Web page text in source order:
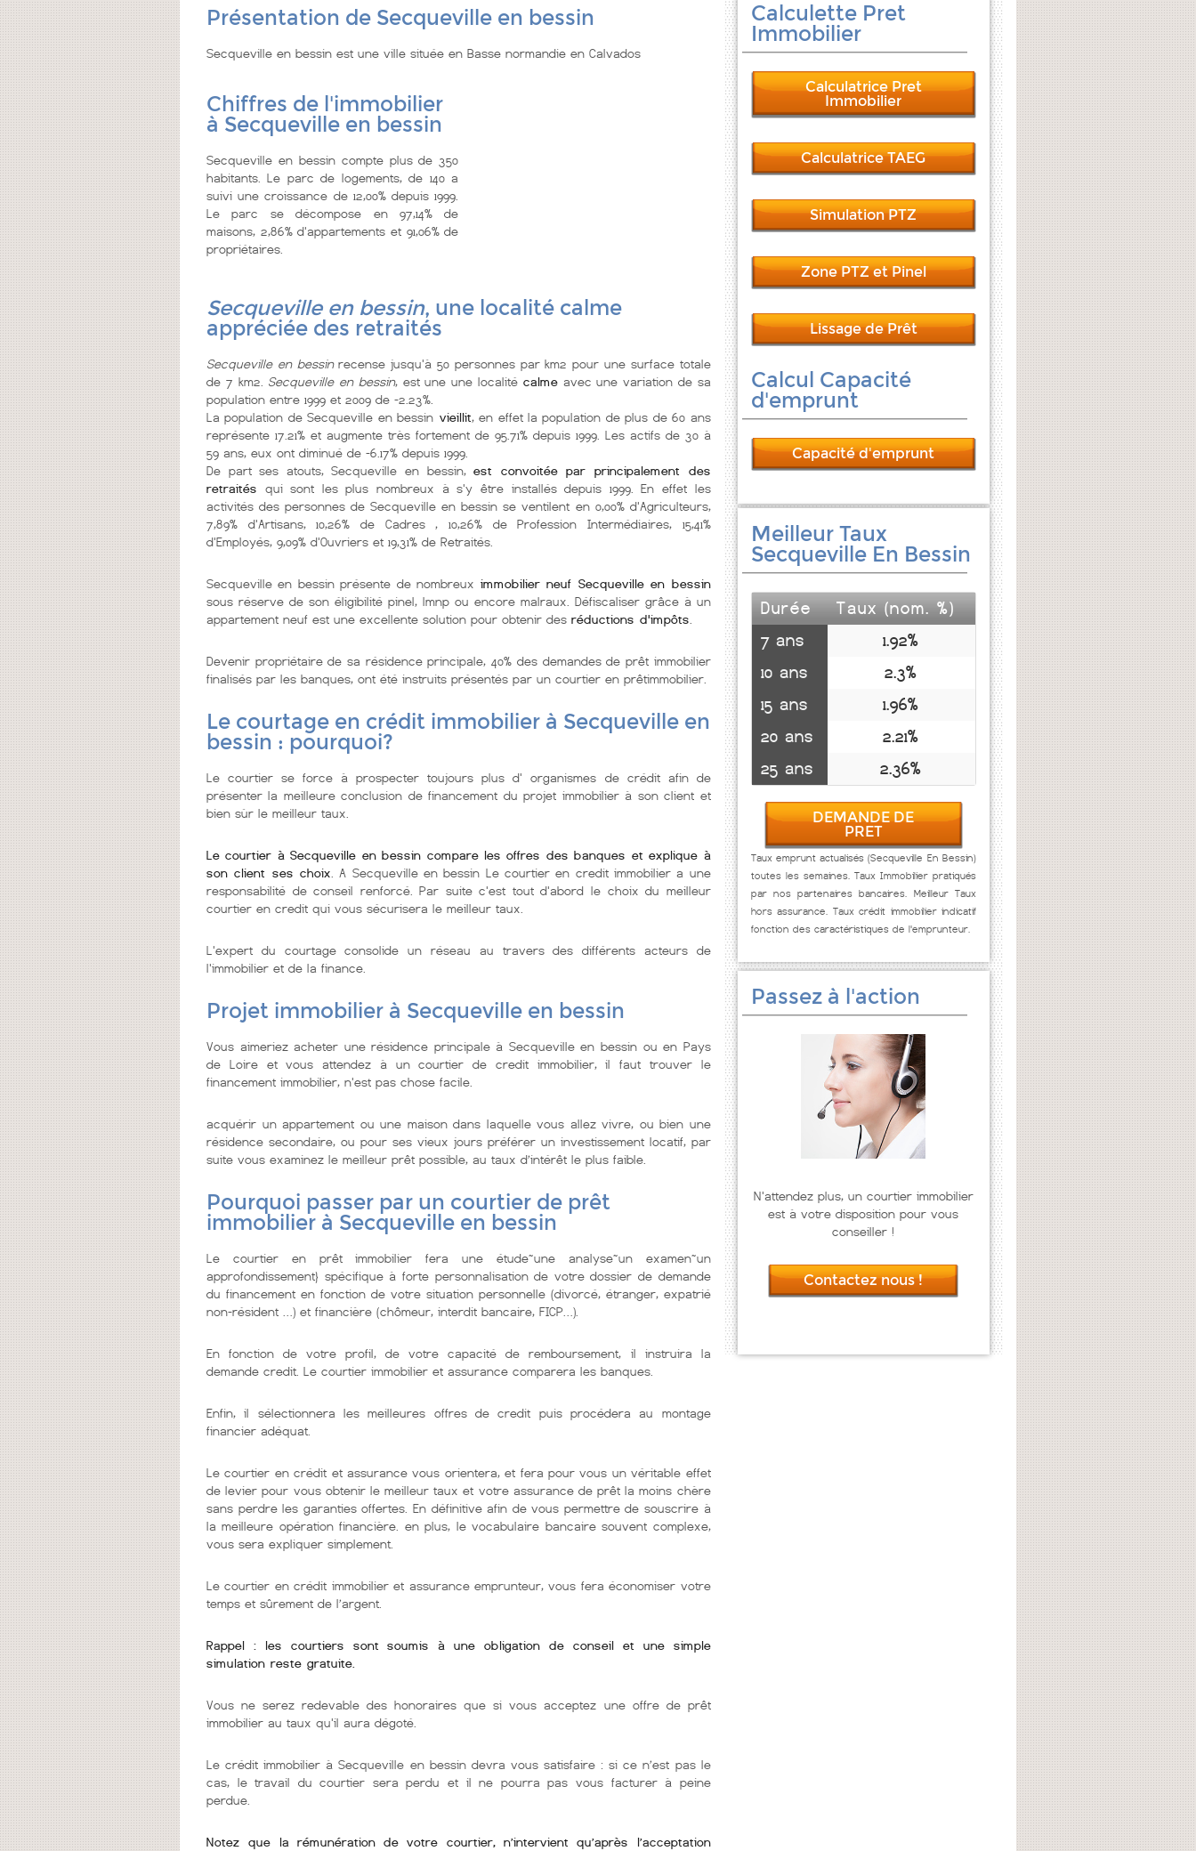
Présentation de Secqueville en bessin
Secqueville en bessin est une ville située en Basse normandie en Calvados
Chiffres de l'immobilier
à Secqueville en bessin
Secqueville en bessin compte plus de 350
habitants. Le parc de logements, de 140 a
suivi une croissance de 12,00% depuis 1999.
Le parc se décompose en 97,14% de
maisons, 2,86% d'appartements et 91,06% de
propriétaires.
Secqueville en bessin, une localité calme
appréciée des retraités
Secqueville en bessinrecense jusqu'à 50 personnes par km2 pour une surface totale
de 7 km2. Secqueville en bessin, est une une localité calmeavec une variation de sa
population entre 1999 et 2009 de -2.23%.
La population de Secqueville en bessin vieillit, en effet la population de plus de 60 ans
représente 17.21% et augmente très fortement de 95.71% depuis 1999. Les actifs de 30 à
59 ans, eux ont diminué de -6.17% depuis 1999.
De part ses atouts, Secqueville en bessin,est convoitée par principalement des
retraités qui sont les plus nombreux à s'y être installés depuis 1999. En effet les
activités des personnes de Secqueville en bessin se ventilent en 0,00% d'Agriculteurs,
7,89% d'Artisans, 10,26% de Cadres , 10,26% de Profession Intermédiaires, 15,41%
d'Employés, 9,09% d'Ouvriers et 19,31% de Retraités.
Secqueville en bessin présente de nombreux immobilier neuf Secqueville en bessin
sous réserve de son éligibilité pinel, lmnp ou encore malraux. Défiscaliser grâce à un
appartement neuf est une excellente solution pour obtenir des réductions d'impôts
Devenir propriétaire de sa résidence principale, 40% des demandes de prêt immobilier
finalisés par les banques, ont été instruits présentés par un courtier en prêtimmobilier.
Le courtage en crédit immobilier à Secqueville en
bessin : pourquoi?
Le courtier se force à prospecter toujours plus d' organismes de crédit afin de
présenter la meilleure conclusion de financement du projet immobilier à son client et
bien sùr le meilleur taux.
Le courtier à Secqueville en bessin compare les offres des banques et explique à
son client ses choix . A Secqueville en bessin Le courtier en credit immobilier a une
responsabilité de conseil renforcé. Par suite c'est tout d'abord le choix du meilleur
courtier en credit qui vous sécurisera le meilleur taux.
L'expert du courtage consolide un réseau au travers des différents acteurs de
l'immobilier et de la finance.
Projet immobilier à Secqueville en bessin
Vous aimeriez acheter une résidence principale à Secqueville en bessin ou en Pays
de Loire et vous attendez à un courtier de credit immobilier, il faut trouver le
financement immobilier, n'est pas chose facile.
acquérir un appartement ou une maison dans laquelle vous allez vivre, ou bien une
résidence secondaire, ou pour ses vieux jours préférer un investissement locatif, par
suite vous examinez le meilleur prêt possible, au taux d’intérêt le plus faible.
Pourquoi passer par un courtier de prêt
immobilier à Secqueville en bessin
Le courtier en prêt immobilier fera une étude~une analyse~un examen~un
approfondissement} spécifique à forte personnalisation de votre dossier de demande
du financement en fonction de votre situation personnelle (divorcé, étranger, expatrié
non-résident …) et financière (chômeur, interdit bancaire, FICP…).
En fonction de votre profil, de votre capacité de remboursement, il instruira la
demande credit. Le courtier immobilier et assurance comparera les banques.
Enfin, il sélectionnera les meilleures offres de credit puis procédera au montage
financier adéquat.
Le courtier en crédit et assurance vous orientera, et fera pour vous un véritable effet
de levier pour vous obtenir le meilleur taux et votre assurance de prêt la moins chère
sans perdre les garanties offertes. En définitive afin de vous permettre de souscrire à
la meilleure opération financière. en plus, le vocabulaire bancaire souvent complexe,
vous sera expliquer simplement.
Le courtier en crédit immobilier et assurance emprunteur, vous fera économiser votre
temps et sûrement de l’argent.
Rappel : les courtiers sont soumis à une obligation de conseil et une simple
simulation reste gratuite.
Vous ne serez redevable des honoraires que si vous acceptez une offre de prêt
immobilier au taux qu'il aura dégoté.
Le crédit immobilier à Secqueville en bessin devra vous satisfaire : si ce n’est pas le
cas, le travail du courtier sera perdu et il ne pourra pas vous facturer à peine
perdue.
Notez que la rémunération de votre courtier, n’intervient qu’après l’acceptation
Calculette Pret
Immobilier
Calculatrice Pret
Immobilier
Calculatrice TAEG
Simulation PTZ
Zone PTZ et Pinel
Lissage de Prêt
Calcul Capacité
d'emprunt
Capacité d'emprunt
Meilleur Taux
Secqueville En Bessin
Durée
Taux (nom. %)
7 ans
1.92%
10 ans
2.3%
15 ans
1.96%
20 ans
2.21%
25 ans
2.36%
DEMANDE DE
PRET
Taux emprunt actualisés (Secqueville En Bessin)
toutes les semaines. Taux Immobilier pratiqués
par nos partenaires bancaires. Meilleur Taux
hors assurance. Taux crédit immobilier indicatif
fonction des caractéristiques de l'emprunteur.
Passez à l'action
N'attendez plus, un courtier immobilier
est à votre disposition pour vous
conseiller !
Contactez nous !